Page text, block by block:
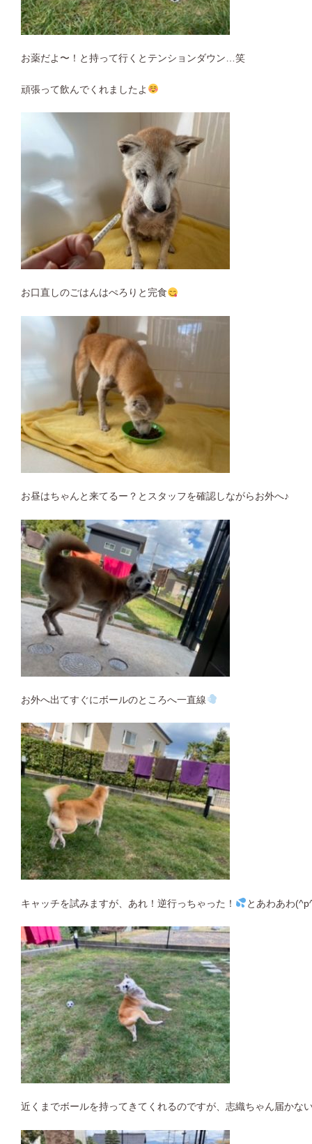
お薬だよ〜！と持って行くとテンションダウン…笑
頑張って飲んでくれましたよ
お口直しのごはんはぺろりと完食
お昼はちゃんと来てるー？とスタッフを確認しながらお外へ♪
お外へ出てすぐにボールのところへ一直線
キャッチを試みますが、あれ！逆行っちゃった！ とあわあわ
近くまでボールを持ってきてくれるのですが、志織ちゃん届かな